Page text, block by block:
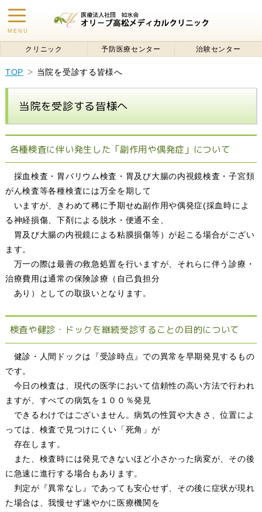
toggle
navigation
MENU
クリニック 予防医療センター 治験センター
TOP 当院を受診する皆様へ
当院を受診する皆様へ
各種検査に伴い発生した「副作用や偶発症」について
採血検査・胃バリウム検査・胃及び大腸の内視鏡検査・子宮頚
がん検査等各種検査には万全を期して
いますが、きわめて稀に予期せぬ副作用や偶発症(採血時によ
る神経損傷、下剤による脱水・便通不全、
胃及び大腸の内視鏡による粘膜損傷等）が起こる場合がござい
ます。
万一の際は最善の救急処置を行いますが、それらに伴う診療・
治療費用は通常の保険診療（自己負担分
あり）としての取扱いとなります。
検査や健診・ドックを継続受診することの目的について
健診・人間ドックは『受診時点』での異常を早期発見するもの
です。
今日の検査は、現代の医学において信頼性の高い方法で行われ
ますが、すべての病気を１００％発見
できるわけではございません。病気の性質や大きさ、位置によ
っては、検査で見つけにくい「死角」が
存在します。
また、検査時には発見できないほど小さかった病変が、その後
に急速に進行する場合もあります。
判定が『異常なし』であっても安心せず、その後に症状が現れ
た場合は、我慢せず速やかに医療機関を